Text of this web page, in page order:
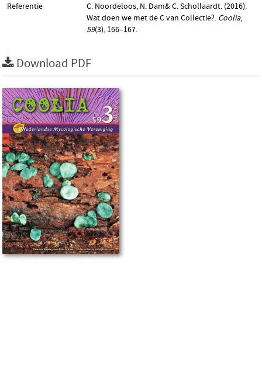
Referentie
C. Noordeloos, N. Dam& C. Schollaardt. (2016).
Wat doen we met de C van Collectie?. Coolia,
59(3), 166–167.
Download PDF